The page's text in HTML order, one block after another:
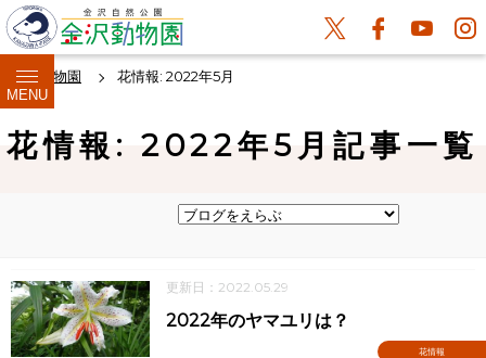
MENU
金沢動物園 花情報: 2022年5月
花情報: 2022年5月記事一覧
更新日：2022.05.29
花情報
2022年のヤマユリは？